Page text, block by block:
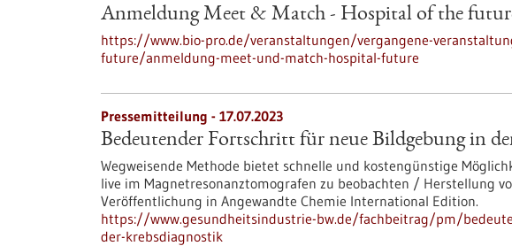
Anmeldung Meet & Match - Hospital of the
https://www.bio-pro.de/veranstaltungen/vergangene-
future/anmeldung-meet-und-match-hospital-future
Pressemitteilung - 17.07.2023
Bedeutender Fortschritt für neue Bildgebung in
Wegweisende Methode bietet schnelle und kostengünstige
live im Magnetresonanztomografen zu beobachten / Herstellung
Veröffentlichung in Angewandte Chemie International Edition.
https://www.gesundheitsindustrie-bw.de/fachbeitrag/pm/
der-krebsdiagnostik